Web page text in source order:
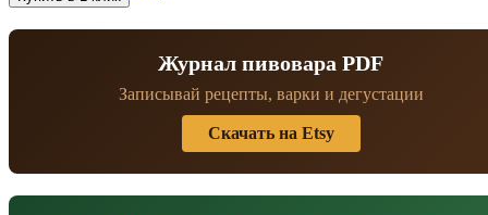
Журнал пивовара PDF
Записывай рецепты, варки и дегустации
Скачать на Etsy